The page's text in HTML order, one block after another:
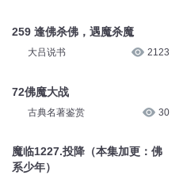
259 逢佛杀佛，遇魔杀魔
大吕说书 2123
72佛魔大战
古典名著鉴赏 30
魔临1227.投降（本集加更：佛
系少年）